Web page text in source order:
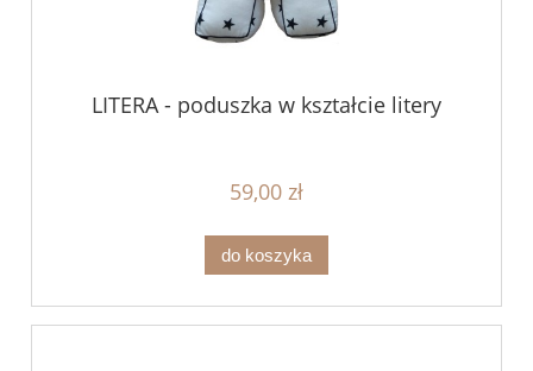
LITERA - poduszka w kształcie litery
59,00 zł
do koszyka